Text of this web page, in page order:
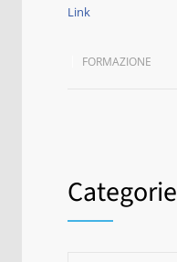
Link
FORMAZIONE
Categorie